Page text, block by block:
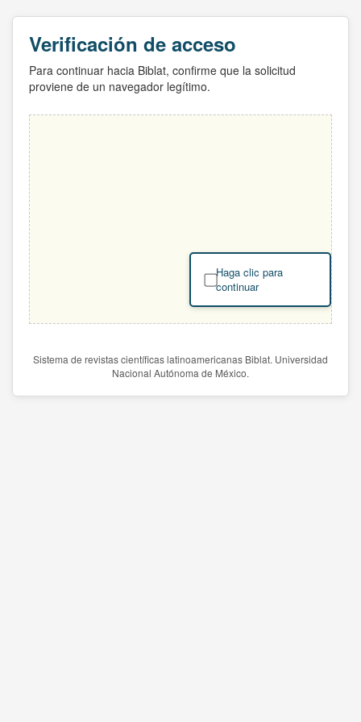
Verificación de acceso
Para continuar hacia Biblat, confirme que la solicitud
proviene de un navegador legítimo.
Haga clic para
continuar
Sistema de revistas científicas latinoamericanas Biblat. Universidad
Nacional Autónoma de México.